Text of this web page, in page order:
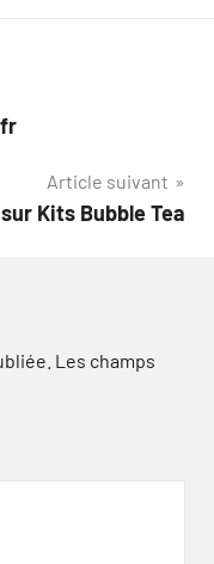
Article suivant
Kits Bubble Tea
Les champs